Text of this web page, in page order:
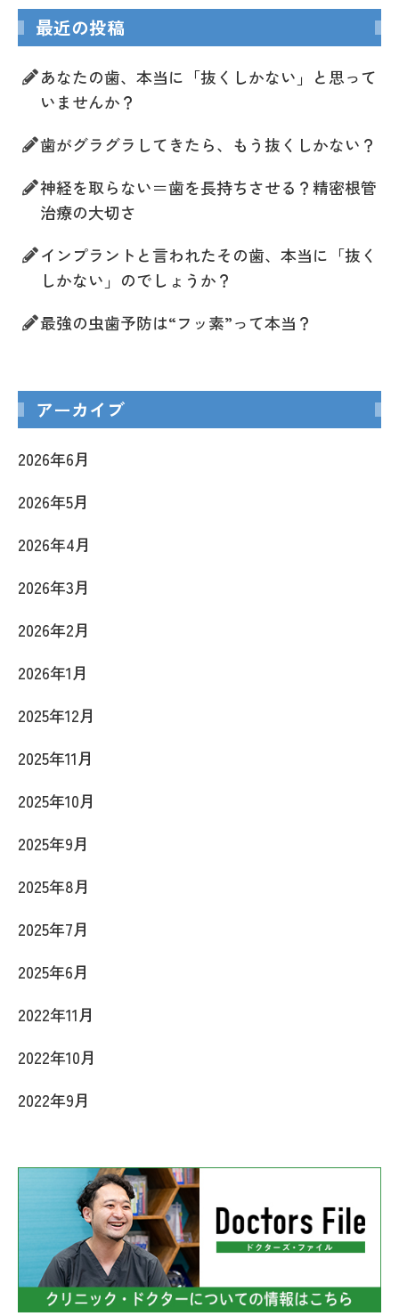
最近の投稿
あなたの歯、本当に「抜くしかない」と思って
いませんか？
歯がグラグラしてきたら、もう抜くしかない？
神経を取らない＝歯を長持ちさせる？精密根管
治療の大切さ
インプラントと言われたその歯、本当に「抜く
しかない」のでしょうか？
最強の虫歯予防は“フッ素”って本当？
アーカイブ
2026年6月
2026年5月
2026年4月
2026年3月
2026年2月
2026年1月
2025年12月
2025年11月
2025年10月
2025年9月
2025年8月
2025年7月
2025年6月
2022年11月
2022年10月
2022年9月